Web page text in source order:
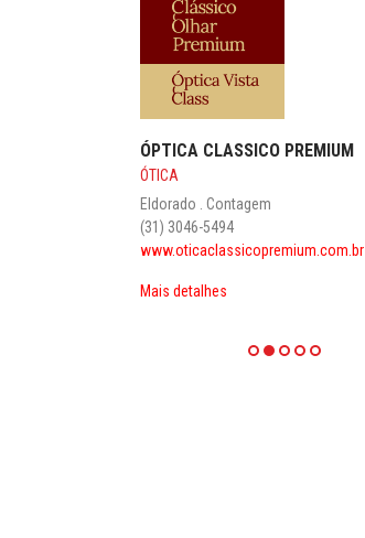
ÓPTICA CLASSICO PREMIUM
ÓTICA
Eldorado . Contagem
(31) 3046-5494
www.oticaclassicopremium.com.br
Mais detalhes